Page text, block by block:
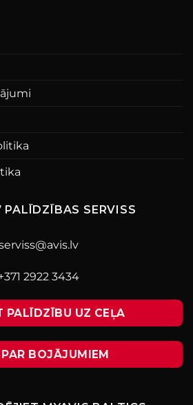
SERVISS
2922 3434
PALĪDZĪBU UZ CEĻA
BOJĀJUMIEM